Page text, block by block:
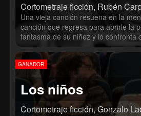
Cortometraje ficción, Rubén
Una vieja canción resuena en la
canción que regresa para abrirle la
fantasma de su niñez y lo confronta
dominante de su vida, la tía Helga.
GANADOR
Los niños
Cortometraje ficción, Gonzalo